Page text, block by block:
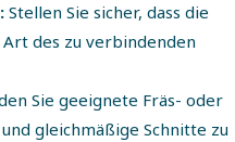
Stellen Sie sicher, dass die
des zu verbindenden
Sie geeignete Fräs- oder
gleichmäßige Schnitte zu